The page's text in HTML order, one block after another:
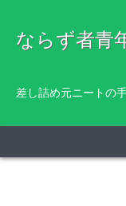
ならず者青
差し詰め元ニートの